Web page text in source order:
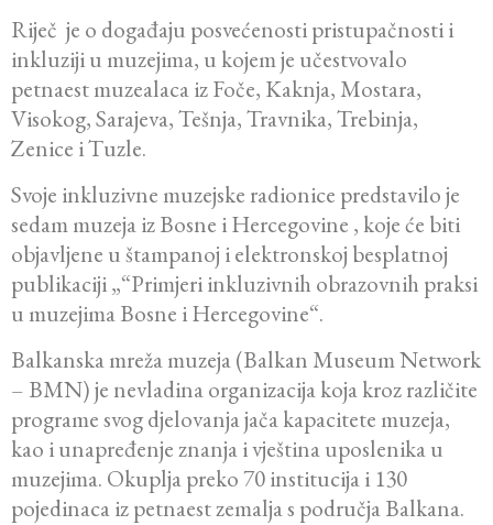
Riječ je o događaju posvećenosti pristupačnosti i
inkluziji u muzejima, u kojem je učestvovalo
petnaest muzealaca iz Foče, Kaknja, Mostara,
Visokog, Sarajeva, Tešnja, Travnika, Trebinja,
Zenice i Tuzle.
Svoje inkluzivne muzejske radionice predstavilo je
sedam muzeja iz Bosne i Hercegovine , koje će biti
objavljene u štampanoj i elektronskoj besplatnoj
publikaciji „“Primjeri inkluzivnih obrazovnih praksi
u muzejima Bosne i Hercegovine“.
Balkanska mreža muzeja (Balkan Museum Network
– BMN) je nevladina organizacija koja kroz različite
programe svog djelovanja jača kapacitete muzeja,
kao i unapređenje znanja i vještina uposlenika u
muzejima. Okuplja preko 70 institucija i 130
pojedinaca iz petnaest zemalja s područja Balkana.